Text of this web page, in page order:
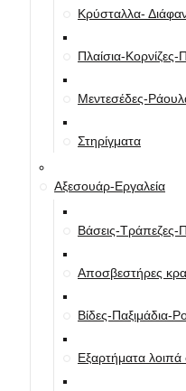
Κρύσταλλα-
Πλαίσια-Κορνίζες-
Μεντεσέδες-
Στηρίγματα
Αξεσουάρ-Εργαλεία
Βάσεις-Τράπεζες-
Αποσβεστήρες
Βίδες-Παξιμάδια-
Εξαρτήματα